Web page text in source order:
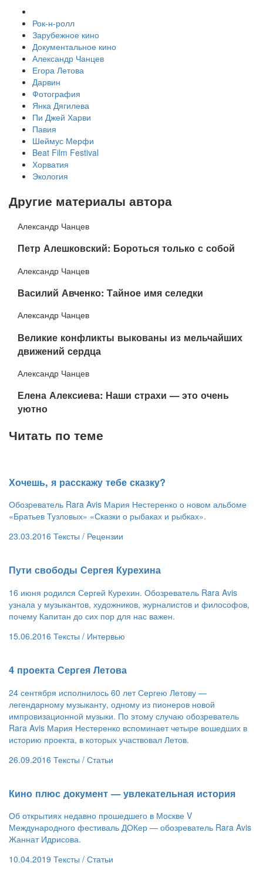
Рок-н-ролл
Зарубежное кино
Документальное кино
Александр Чанцев
Егора Летова
Дарвин
Фотография
Янка Дягилева
Пи Джей Харви
Павия
Шеймус Мерфи
Beat Film Festival
Хорватия
Экология
Другие материалы автора
Александр Чанцев
​Петр Алешковский: Бороться только с собой
Александр Чанцев
​Василий Авченко: Тайное имя селедки
Александр Чанцев
​Великие конфликты выкованы из мельчайших
движений сердца
Александр Чанцев
​Елена Алексиева: Наши страхи — это очень
уютно
Читать по теме
​Хочешь, я расскажу тебе сказку?
Обозреватель Rara Avis Мария Нестеренко о новом альбоме
«Братьев Тузловых» «Сказки о рыбаках и рыбках».
23.03.2016 Тексты / Рецензии
​Пути свободы Сергея Курехина
16 июня родился Сергей Курехин. Обозреватель Rara Avis
узнала у музыкантов, художников, журналистов и философов,
почему Капитан до сих пор для нас важен.
15.06.2016 Тексты / Интервью
​4 проекта Сергея Летова
24 сентября исполнилось 60 лет Сергею Летову —
легендарному музыканту, одному из пионеров новой
импровизационной музыки. По этому случаю обозреватель
Rara Avis Мария Нестеренко вспоминает четыре вошедших в
историю проекта, в которых участвовал Летов.
26.09.2016 Тексты / Статьи
​Кино плюс документ — увлекательная история
Об открытиях недавно прошедшего в Москве V
Международного фестиваль ДОКер — обозреватель Rara Avis
Жаннат Идрисова.
10.04.2019 Тексты / Статьи